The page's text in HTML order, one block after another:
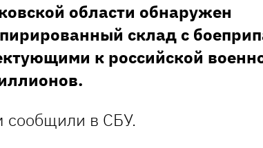
области обнаружен
склад с
к российской
сообщили в СБУ.